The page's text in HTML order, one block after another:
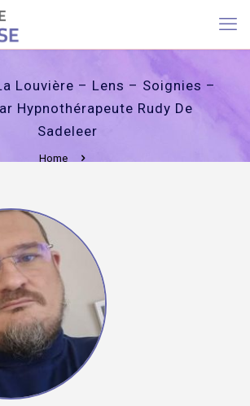
Louvière – Lens – Soignies –
Hypnothérapeute Rudy De
Sadeleer
Home